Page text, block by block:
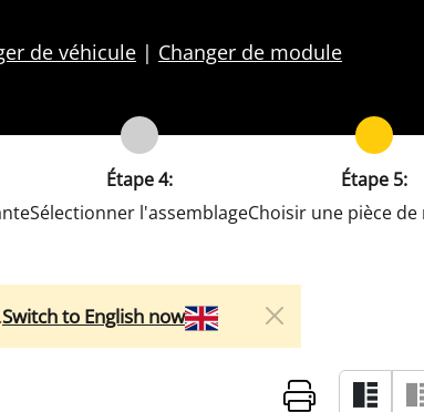
de véhicule Changer de module
Étape 4:
Sélectionner l'assemblage
Étape 5:
Choisir une pièce de
Switch to English now